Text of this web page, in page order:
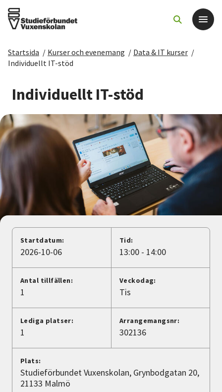
Det här gör vi
För dig som
Sök kurser och evenemang
Om SV
Starta studiecirkel
Cirkelledare
Nyheter
Avdelningar
Lyssna
Startsida / Kurser och evenemang / Data & IT kurser /
Individuellt IT-stöd
Individuellt IT-stöd
Startdatum:
2026-10-06
Tid:
13:00 - 14:00
Antal tillfällen:
1
Veckodag:
Tis
Lediga platser:
1
Arrangemangsnr:
302136
Plats:
Studieförbundet Vuxenskolan, Grynbodgatan 20,
21133 Malmö